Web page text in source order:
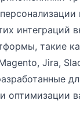
интеграций
такие
Jira,
оптимизации